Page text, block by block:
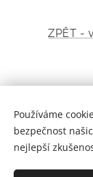
ZPĚT -
© 2022 YETI
duševním
uchovávat je
Používáme
bezpečnost
nejlepší